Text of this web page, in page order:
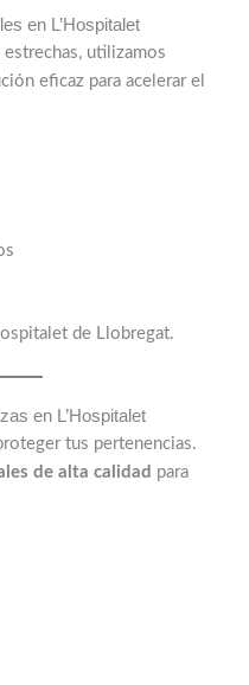
en L’Hospitalet
utilizamos
eficaz para acelerar el
de Llobregat.
en L’Hospitalet
tus pertenencias.
de alta calidad para